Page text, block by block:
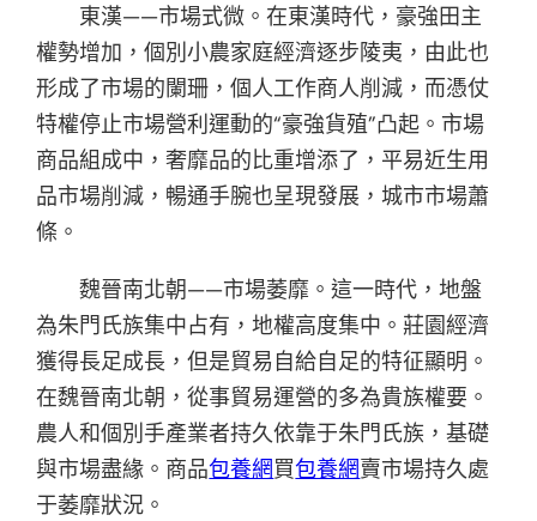
東漢——市場式微。在東漢時代，豪強田主
權勢增加，個別小農家庭經濟逐步陵夷，由此也
形成了市場的闌珊，個人工作商人削減，而憑仗
特權停止市場營利運動的“豪強貨殖”凸起。市場
商品組成中，奢靡品的比重增添了，平易近生用
品市場削減，暢通手腕也呈現發展，城市市場蕭
條。
魏晉南北朝——市場萎靡。這一時代，地盤
為朱門氏族集中占有，地權高度集中。莊園經濟
獲得長足成長，但是貿易自給自足的特征顯明。
在魏晉南北朝，從事貿易運營的多為貴族權要。
農人和個別手產業者持久依靠于朱門氏族，基礎
與市場盡緣。商品包養網買包養網賣市場持久處
于萎靡狀況。